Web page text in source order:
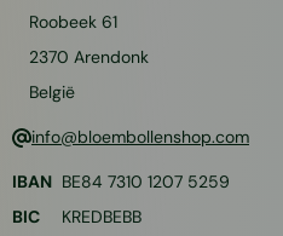
Roobeek 61
2370 Arendonk
België
info@bloembollenshop.com
IBAN BE84 7310 1207 5259
BIC
KREDBEBB